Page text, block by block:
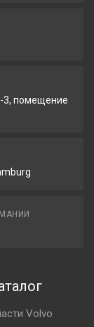
3, помещение
Volvo